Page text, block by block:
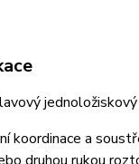
koordinace a